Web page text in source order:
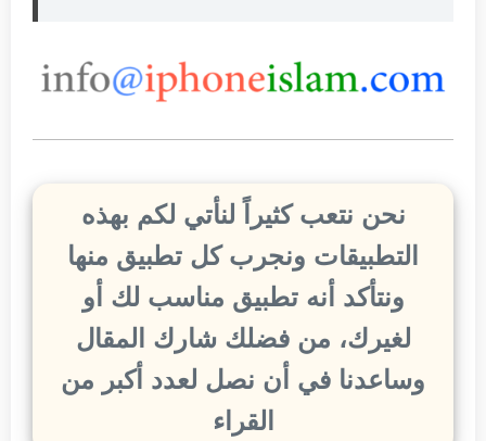
نحن نتعب كثيراً لنأتي لكم بهذه
التطبيقات ونجرب كل تطبيق منها
ونتأكد أنه تطبيق مناسب لك أو
لغيرك، من فضلك شارك المقال
وساعدنا في أن نصل لعدد أكبر من
القراء